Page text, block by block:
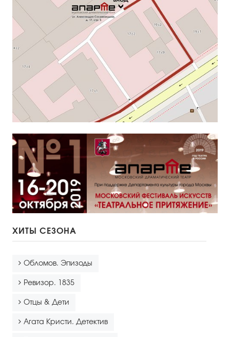
ХИТЫ СЕЗОНА
Обломов. Эпизоды
Ревизор. 1835
Отцы & Дети
Агата Кристи. Детектив